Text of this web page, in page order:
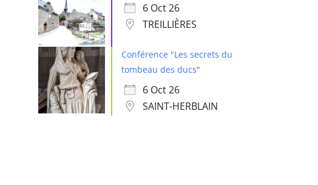
6 Oct 26
TREILLIÈRES
Conférence "Les secrets du
tombeau des ducs"
6 Oct 26
SAINT-HERBLAIN